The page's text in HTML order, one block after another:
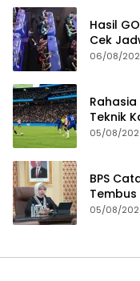
Hasil
Cek
06/08/
Teknik
05/08/
BPS
Tahun
05/08/